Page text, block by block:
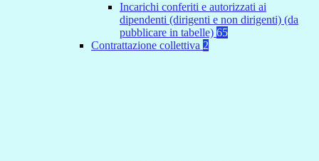
Incarichi conferiti e autorizzati ai
dipendenti (dirigenti e non dirigenti) (da
pubblicare in tabelle) 65
Contrattazione collettiva 2